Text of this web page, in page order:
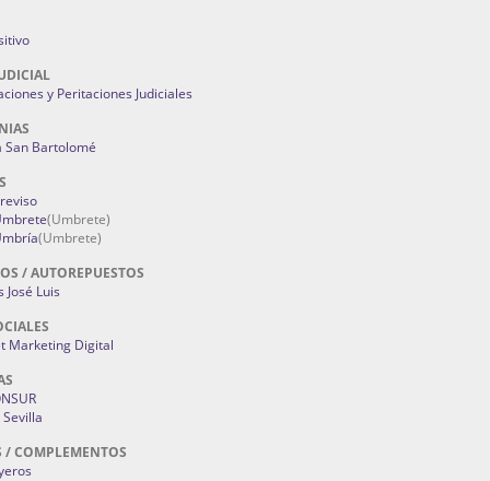
y Peritaciones Judiciales
San Bartolomé
(Umbrete)
(Umbrete)
/ AUTOREPUESTOS
José Luis
Marketing Digital
/ COMPLEMENTOS